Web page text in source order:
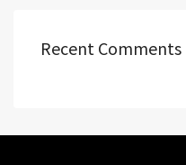
Recent Comments